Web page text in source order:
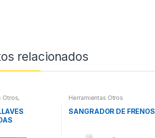
relacionados
Otros,
Mano
Herramientas Otros
SANGRADOR DE FRENOS